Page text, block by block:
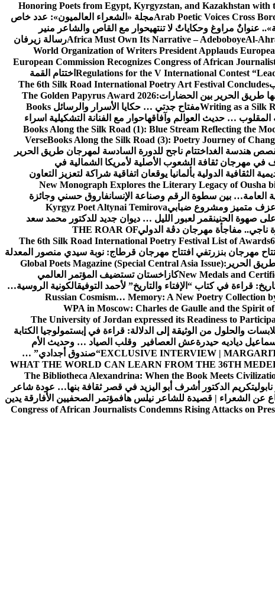
Honoring Poets from Egypt, Kyrgyzstan, and Kazakhstan
Arab Poetic Voices Crossمجلة «الشعراء العالميون»: عدد خاص
عنوانٌ مراوغ وحكاياتٌ لا تنتهيحوار مع القاص والشاعر منير
Africa Must Own Its Narrative – AdeboboyeAl-
رسالة زيرفان
World Organization of Writers President Applauds
European Commission Recognizes Congress of African
Regulations for the V International Contest اختتام القمة
The 6th Silk Road International Poetry Art Festival Concludes
The Golden Papyrus Award 2026:
Writing as a Silkمفتاح جدتي … حكايا الأسرار والرسائل Books
… حديث العوالم وآفاقهاحوار مع الفنانة التشكيلية اسراء
Books Along the Silk Road (1): Blue Stream Reflecting the
VerseBooks Along the Silk Road (3): Poetry Journey of
هندسة الغد اختتام ناجح للدورة السادسة لمهرجان طريق الحرير
في مهرجان ثقافة الشعوب الأصلية لأمريكا الشمالية في
الثقافية الدولية بألمانيا يوقعان اتفاقية شراكة لتعزيز التعاون
New Monograph Explores the Literary Legacy of Ousha
العامة… بين سطوة الرقم وصناعة الإنسانفاروق حسني وجائزة
متميز ومشروع ضبابيKyrgyz Poet Altynai Temirova
صهوة الحنينقمر لعبور الليل … ديوان جديد للدكتور محمد سعد
ناجي.. مفاجأة مهرجان دڨة الدوليTHE ROAR OF
The 6th Silk Road International Poetry Festival List of Awards
مهرجان بنزرتفي افتتاح مهرجان قرطاج: نوبة سيدي منصور المعدلة
الحرير Global Poets Magazine (Special Central Asia Issue):
New Medals andكازاخستان تستضيف المؤتمر العالمي
قراءة في كتاب “الإفتاء والتاريخ” لأحمد التوفيقالكونية الروسية…
Russian Cosmism… Memory: A New Poetry Collection
WPA in Moscow: Charles de Gaulle and the Spirit of
The University of Jordan expressed its Readiness to
والحلول من الوثيقة إلى الدلالة: قراءة في إبستمولوجيا الكتابة
دياديه حيدرةعش العصافير وقلب الصياد … وحديث الأم
EXCLUSIVE INTERVIEW |“صندوق أجدادي” …
WHAT THE WORLD CAN LEARN FROM THE 36TH
The Bibliotheca Alexandrina: When the Book Meets
تكريم الدكتور أشرف أبو اليزيد في قصر ثقافة بنها… عودة شاعر
عن الشعراء | قصيدة للشاعر نيلس هافمؤتمر الصحفيين الأفارقة يدين
Congress of African Journalists Condemns Rising Attacks on